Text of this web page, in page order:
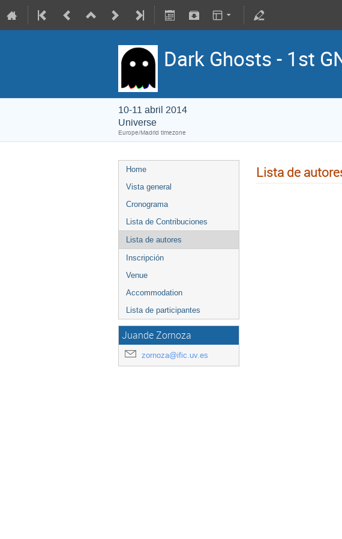
Dark Ghosts - 1st
10-11 abril 2014
Universe
Europe/Madrid timezone
Home
Vista general
Cronograma
Lista de Contribuciones
Lista de autores
Inscripción
Venue
Accommodation
Lista de participantes
Juande Zornoza
zornoza@ific.uv.es
Lista de